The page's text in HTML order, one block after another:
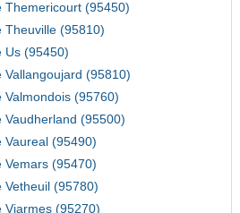
Themericourt (95450)
Theuville (95810)
Us (95450)
Vallangoujard (95810)
Valmondois (95760)
Vaudherland (95500)
Vaureal (95490)
Vemars (95470)
Vetheuil (95780)
Viarmes (95270)